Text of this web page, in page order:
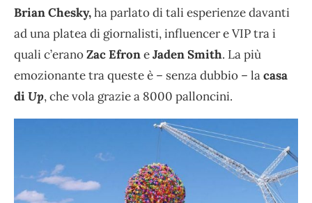
Brian Chesky,ha parlato di tali esperienze davanti
ad una platea di giornalisti, influencer e VIP tra i
quali c’eranoZac EfroneJaden Smith. La più
emozionante tra queste è – senza dubbio – lacasa
diUp, che vola grazie a 8000 palloncini.